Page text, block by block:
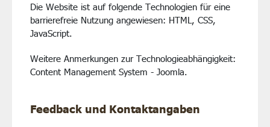
Die Website ist auf folgende Technologien für eine
barrierefreie Nutzung angewiesen: HTML, CSS,
JavaScript.
Weitere Anmerkungen zur Technologieabhängigkeit:
Content Management System - Joomla.
Feedback und Kontaktangaben